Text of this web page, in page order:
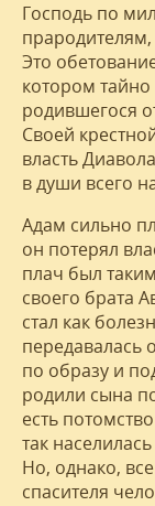
Господь по
Это
котором
родившегося
Своей
власть
в души всего
Адам сильно
он потерял
плач был
своего брата
стал как
передавалась
по образу и
родили сына
есть
так
Но, однако,
спасителя